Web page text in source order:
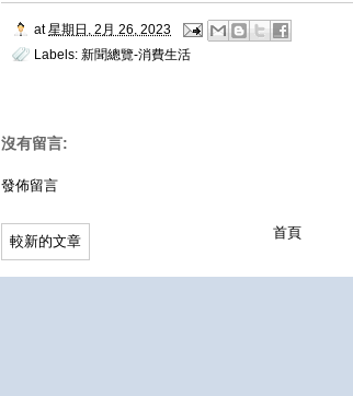
at 星期日, 2月 26, 2023
Labels: 新聞總覽-消費生活
沒有留言:
發佈留言
較新的文章
首頁